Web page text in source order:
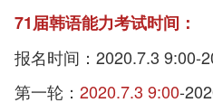
71届韩语能力考试时间：
报名时间：2020.7.3 9:00-
第一轮： 2020.7.3 9:00-